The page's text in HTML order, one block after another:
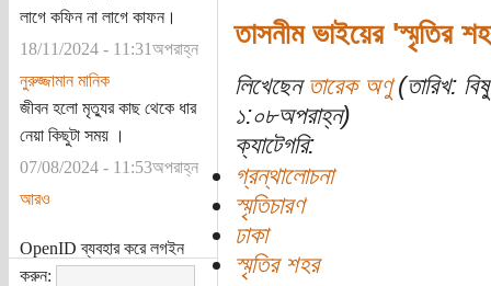
লাগে কফিন না লাগে কাফন।
18/11/2024 - 11:31অপরাহ্ন
নুরুজ্জামান মানিক
জীবন হলো মৃত্যুর কাছ থেকে ধার
নেয়া কিছুটা সময় ।
07/08/2024 - 11:53অপরাহ্ন
আরও
OpenID ব্যবহার করে লগইন
করুন:
তাসনীম ভাইয়ের 'স্মৃতির
লিখেছেন তারেক অণু(তারিখ:
১:০৮অপরাহ্ন)
ক্যাটেগরি:
গ্রন্থালোচনা
স্মৃতিচারণ
ঢাকা
স্মৃতির শহর